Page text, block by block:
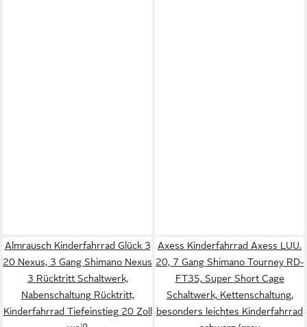
Almrausch Kinderfahrrad Glück 3
20 Nexus, 3 Gang Shimano Nexus
3 Rücktritt Schaltwerk,
Nabenschaltung Rücktritt,
Kinderfahrrad Tiefeinstieg 20 Zoll
Axess Kinderfahrrad Axess LUU.
20, 7 Gang Shimano Tourney RD-
FT35, Super Short Cage
Schaltwerk, Kettenschaltung,
besonders leichtes Kinderfahrrad